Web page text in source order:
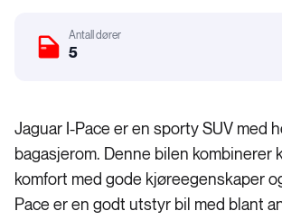
Antall dører
5
Jaguar I-Pace er en sporty SUV med
bagasjerom. Denne bilen kombinerer
komfort med gode kjøreegenskaper
Pace er en godt utstyr bil med blant